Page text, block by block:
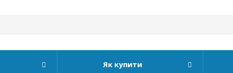
Як купити